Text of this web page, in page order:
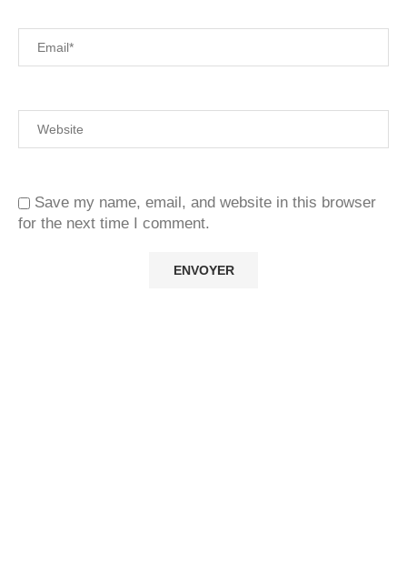
Save my name, email, and website in this browser
for the next time I comment.